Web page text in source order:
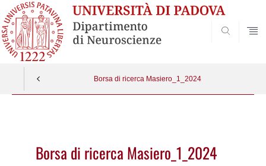
Borsa di ricerca Masiero_1_2024
Borsa di ricerca Masiero_1_2024